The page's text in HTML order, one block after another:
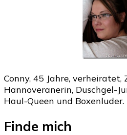
Conny, 45 Jahre, verheiratet,
Hannoveranerin, Duschgel-
Haul-Queen und Boxenluder.
Finde mich